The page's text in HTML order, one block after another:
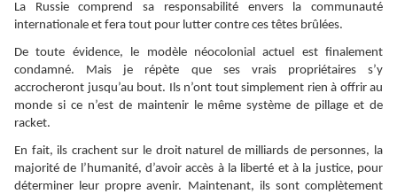
La Russie comprend sa responsabilité envers la communauté
internationale et fera tout pour lutter contre ces têtes brûlées.
De toute évidence, le modèle néocolonial actuel est finalement
condamné. Mais je répète que ses vrais propriétaires s’y
accrocheront jusqu’au bout. Ils n’ont tout simplement rien à offrir au
monde si ce n’est de maintenir le même système de pillage et de
racket.
En fait, ils crachent sur le droit naturel de milliards de personnes, la
majorité de l’humanité, d’avoir accès à la liberté et à la justice, pour
déterminer leur propre avenir. Maintenant, ils sont complètement